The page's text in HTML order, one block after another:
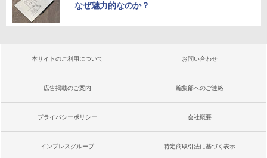
なぜ魅力的なのか？
本サイトのご利用について お問い合わせ
広告掲載のご案内 編集部へのご連絡
プライバシーポリシー 会社概要
インプレスグループ 特定商取引法に基づく表示